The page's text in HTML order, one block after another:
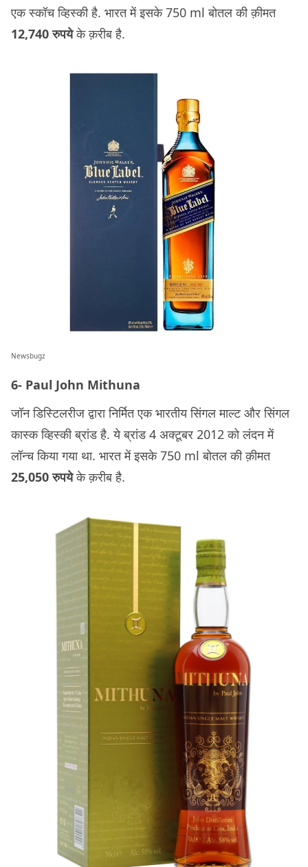
एक स्कॉच व्हिस्की है. भारत में इसके 750 ml बोतल की क़ीमत
12,740 रुपयेके क़रीब है.
Newsbugz
6- Paul John Mithuna
जॉन डिस्टिलरीज द्वारा निर्मित एक भारतीय सिंगल माल्ट और सिंगल
कास्क व्हिस्की ब्रांड है. ये ब्रांड 4 अक्टूबर 2012 को लंदन में
लॉन्च किया गया था. भारत में इसके 750 ml बोतल की क़ीमत
25,050 रुपयेके क़रीब है.